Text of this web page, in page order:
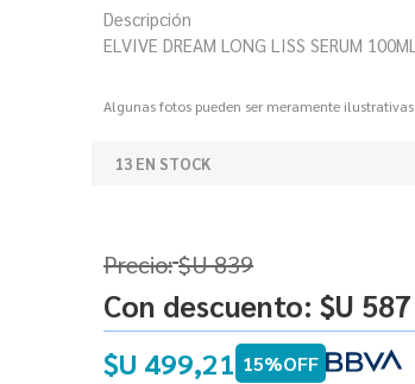
Descripción
ELVIVE DREAM LONG LISS SERUM 100ML
Algunas fotos pueden ser meramente ilustrativas
13 EN STOCK
Precio:$U 839
Con descuento: $U 587
$U 499,21 15%OFF